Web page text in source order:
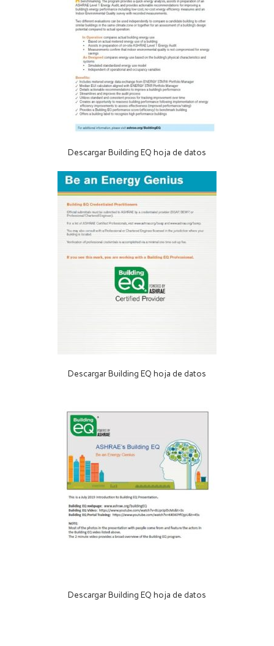
Descargar Building EQ hoja de datos
Descargar Building EQ hoja de datos
Descargar Building EQ hoja de datos